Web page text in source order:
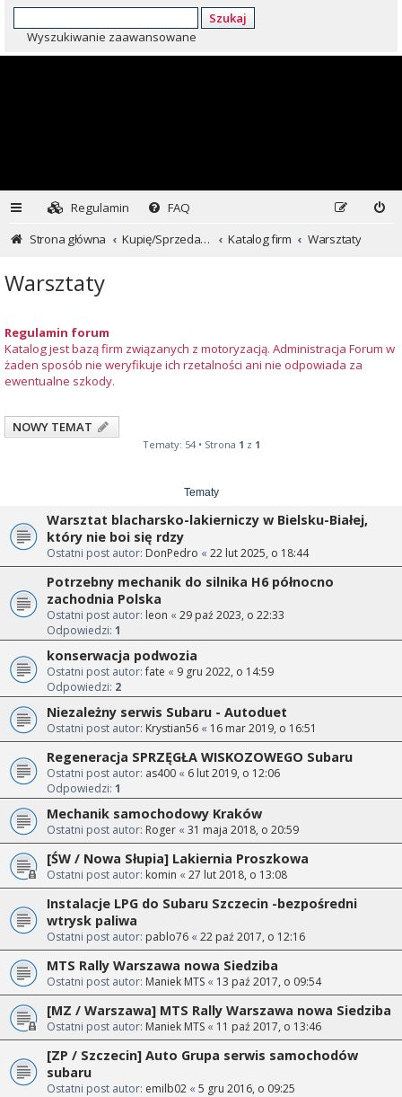
Szukaj
Wyszukiwanie zaawansowane
Regulamin
FAQ
Strona główna
Kupię/Sprzedam Subaru i nie tylko... Katalog firm Warsztaty
Warsztaty
Regulamin forum
Katalog jest bazą firm związanych z motoryzacją. Administracja Forum w
żaden sposób nie weryfikuje ich rzetalności ani nie odpowiada za
ewentualne szkody.
NOWY TEMAT
Tematy: 54 • Strona 1 z 1
Tematy
Warsztat blacharsko-lakierniczy w Bielsku-Białej,
który nie boi się rdzy
Ostatni post autor: DonPedro « 22 lut 2025, o 18:44
Potrzebny mechanik do silnika H6 północno
zachodnia Polska
Ostatni post autor: leon « 29 paź 2023, o 22:33
Odpowiedzi: 1
konserwacja podwozia
Ostatni post autor:fate « 9 gru 2022, o 14:59
Odpowiedzi: 2
Niezależny serwis Subaru - Autoduet
Ostatni post autor: Krystian56 « 16 mar 2019, o 16:51
Regeneracja SPRZĘGŁA WISKOZOWEGO Subaru
Ostatni post autor: as400 « 6 lut 2019, o 12:06
Odpowiedzi: 1
Mechanik samochodowy Kraków
Ostatni post autor: Roger « 31 maja 2018, o 20:59
[ŚW / Nowa Słupia] Lakiernia Proszkowa
Ostatni post autor: komin « 27 lut 2018, o 13:08
Instalacje LPG do Subaru Szczecin -bezpośredni
wtrysk paliwa
Ostatni post autor: pablo76 « 22 paź 2017, o 12:16
MTS Rally Warszawa nowa Siedziba
Ostatni post autor: Maniek MTS « 13 paź 2017, o 09:54
[MZ / Warszawa] MTS Rally Warszawa nowa Siedziba
Ostatni post autor: Maniek MTS « 11 paź 2017, o 13:46
[ZP / Szczecin] Auto Grupa serwis samochodów
subaru
Ostatni post autor: emilb02 « 5 gru 2016, o 09:25